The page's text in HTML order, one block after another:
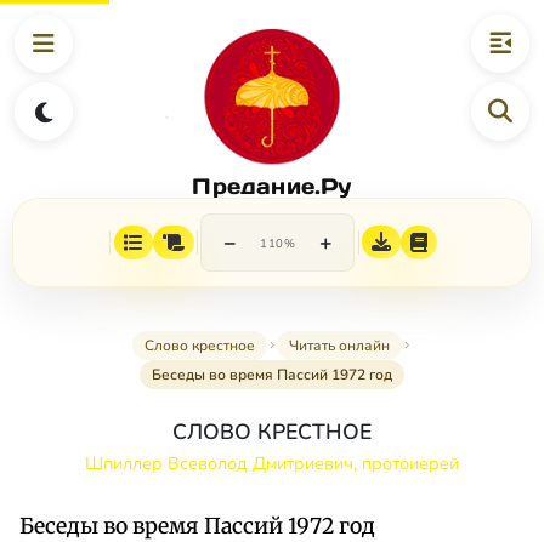
Предание.Ру
− 110% +
Слово крестное
Читать онлайн
Беседы во время Пассий 1972 год
СЛОВО КРЕСТНОЕ
Шпиллер Всеволод Дмитриевич, протоиерей
Беседы во время Пассий 1972 год